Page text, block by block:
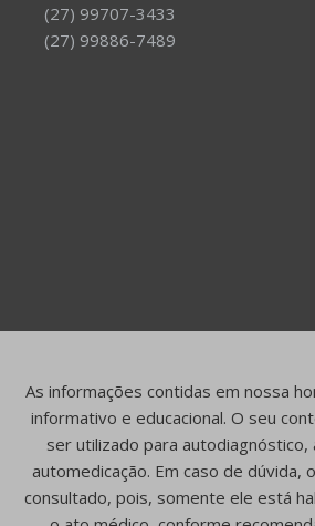
(27) 99707-3433
(27) 99886-7489
As informações contidas em nossa
informativo e educacional. O seu
ser utilizado para
automedicação. Em caso de dúvida,
consultado, pois, somente ele está